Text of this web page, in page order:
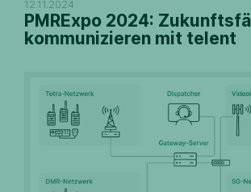
12.11.2024
PMRExpo 2024:
kommunizieren mit telent